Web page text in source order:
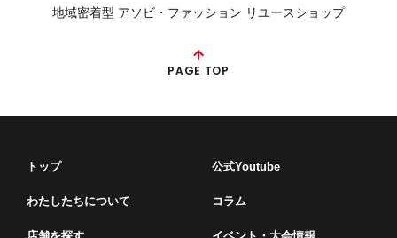
地域密着型 アソビ・ファッション リユースショップ
PAGE TOP
トップ
わたしたちについて
公式Youtube
コラム